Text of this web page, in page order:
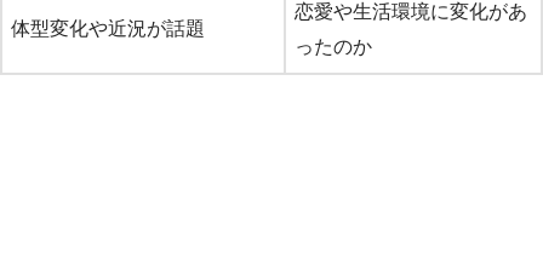
体型変化や近況が話題
恋愛や生活環境に変化があ
ったのか